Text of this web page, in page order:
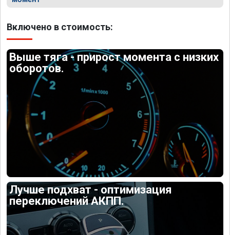
Включено в стоимость:
Выше тяга - прирост момента с низких
оборотов.
Лучше подхват - оптимизация
переключений АКПП.